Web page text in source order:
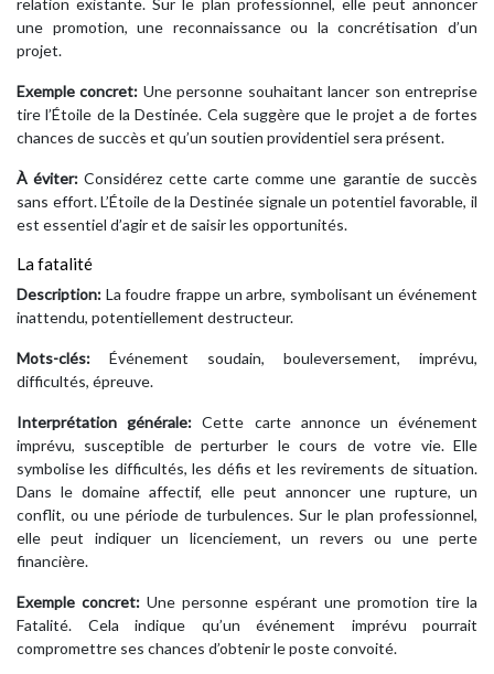
relation existante. Sur le plan professionnel, elle peut annoncer
une promotion, une reconnaissance ou la concrétisation d’un
projet.
Exemple concret: Une personne souhaitant lancer son entreprise
tire l’Étoile de la Destinée. Cela suggère que le projet a de fortes
chances de succès et qu’un soutien providentiel sera présent.
À éviter:Considérez cette carte comme une garantie de succès
sans effort. L’Étoile de la Destinée signale un potentiel favorable, il
est essentiel d’agir et de saisir les opportunités.
La fatalité
Description: La foudre frappe un arbre, symbolisant un événement
inattendu, potentiellement destructeur.
Mots-clés: Événement soudain, bouleversement, imprévu,
difficultés, épreuve.
Interprétation générale:Cette carte annonce un événement
imprévu, susceptible de perturber le cours de votre vie. Elle
symbolise les difficultés, les défis et les revirements de situation.
Dans le domaine affectif, elle peut annoncer une rupture, un
conflit, ou une période de turbulences. Sur le plan professionnel,
elle peut indiquer un licenciement, un revers ou une perte
financière.
Exemple concret: Une personne espérant une promotion tire la
Fatalité. Cela indique qu’un événement imprévu pourrait
compromettre ses chances d’obtenir le poste convoité.